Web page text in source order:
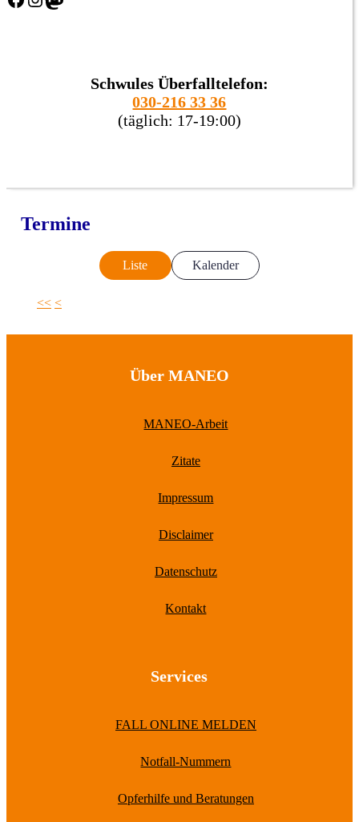
Schwules Überfalltelefon:
030-216 33 36
(täglich: 17-19:00)
Termine
Liste Kalender
<< <
Über MANEO
MANEO-Arbeit
Zitate
Impressum
Disclaimer
Datenschutz
Kontakt
Services
FALL ONLINE MELDEN
Notfall-Nummern
Opferhilfe und Beratungen